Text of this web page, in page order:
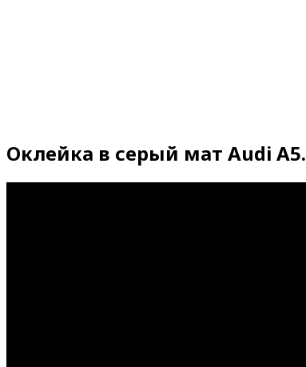
Оклейка в серый мат Audi A5.